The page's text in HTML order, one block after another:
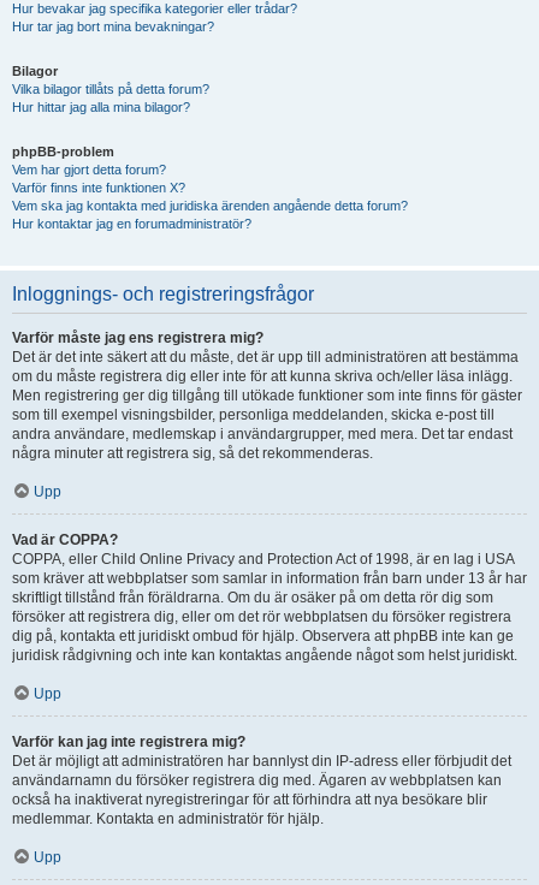
Hur bevakar jag specifika kategorier eller trådar?
Hur tar jag bort mina bevakningar?
Bilagor
Vilka bilagor tillåts på detta forum?
Hur hittar jag alla mina bilagor?
phpBB-problem
Vem har gjort detta forum?
Varför finns inte funktionen X?
Vem ska jag kontakta med juridiska ärenden angående detta forum?
Hur kontaktar jag en forumadministratör?
Inloggnings- och registreringsfrågor
Varför måste jag ens registrera mig?
Det är det inte säkert att du måste, det är upp till administratören att bestämma
om du måste registrera dig eller inte för att kunna skriva och/eller läsa inlägg.
Men registrering ger dig tillgång till utökade funktioner som inte finns för gäster
som till exempel visningsbilder, personliga meddelanden, skicka e-post till
andra användare, medlemskap i användargrupper, med mera. Det tar endast
några minuter att registrera sig, så det rekommenderas.
Upp
Vad är COPPA?
COPPA, eller Child Online Privacy and Protection Act of 1998, är en lag i USA
som kräver att webbplatser som samlar in information från barn under 13 år har
skriftligt tillstånd från föräldrarna. Om du är osäker på om detta rör dig som
försöker att registrera dig, eller om det rör webbplatsen du försöker registrera
dig på, kontakta ett juridiskt ombud för hjälp. Observera att phpBB inte kan ge
juridisk rådgivning och inte kan kontaktas angående något som helst juridiskt.
Upp
Varför kan jag inte registrera mig?
Det är möjligt att administratören har bannlyst din IP-adress eller förbjudit det
användarnamn du försöker registrera dig med. Ägaren av webbplatsen kan
också ha inaktiverat nyregistreringar för att förhindra att nya besökare blir
medlemmar. Kontakta en administratör för hjälp.
Upp